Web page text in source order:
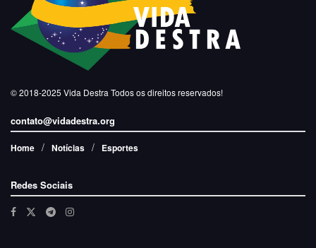
© 2018-2025 Vida Destra Todos os direitos reservados!
contato@vidadestra.org
Home Notícias Esportes
Redes Sociais